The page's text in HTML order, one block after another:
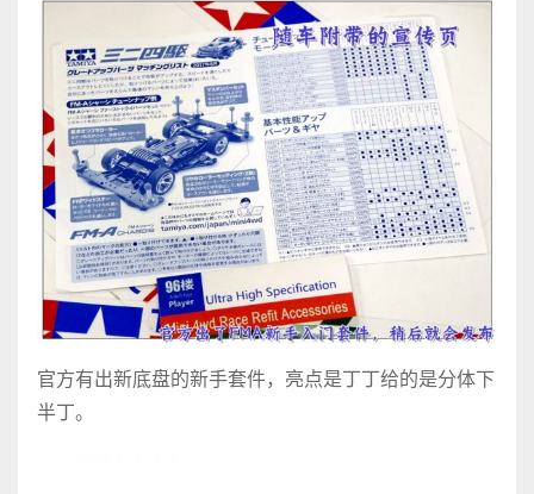
官方有出新底盘的新手套件，亮点是丁丁给的是分体下
半丁。